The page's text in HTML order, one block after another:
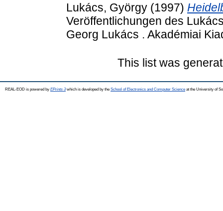
Lukács, György (1997)
Veröffentlichungen des
Georg Lukács . Akadémiai
This list was
REAL-EOD is powered by EPrints 3which is developed by the School of Electronics and Computer Science at the University of